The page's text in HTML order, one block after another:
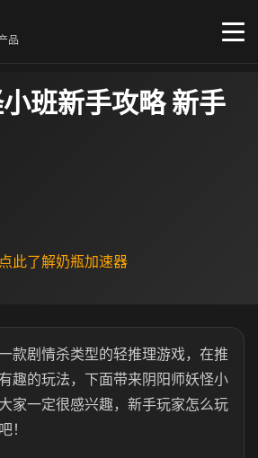
品
班新手攻略 新手
此了解奶瓶加速器
款剧情杀类型的轻推理游戏，在推
趣的玩法，下面带来阴阳师妖怪小
家一定很感兴趣，新手玩家怎么玩
！